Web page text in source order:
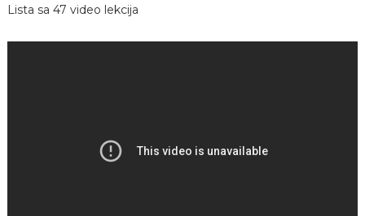
Lista sa 47 video lekcija